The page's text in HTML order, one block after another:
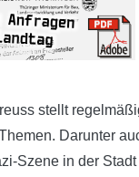
stellt
Darunter
Szene in der